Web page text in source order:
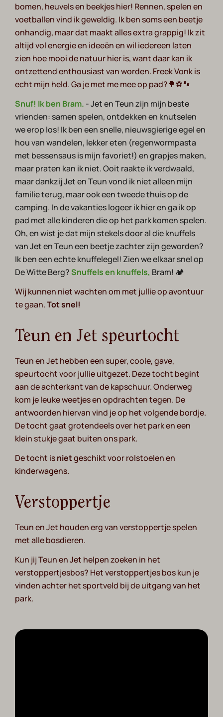
bomen, heuvels en beekjes hier! Rennen, spelen en
voetballen vind ik geweldig. Ik ben soms een beetje
onhandig, maar dat maakt alles extra grappig! Ik zit
altijd vol energie en ideeën en wil iedereen laten
zien hoe mooi de natuur hier is, want daar kan ik
ontzettend enthousiast van worden. Freek Vonk is
echt mijn held. Ga je met me mee op pad?🌳⚽🐾
Snuf! Ik ben Bram. - Jet en Teun zijn mijn beste
vrienden: samen spelen, ontdekken en knutselen
we erop los! Ik ben een snelle, nieuwsgierige egel en
hou van wandelen, lekker eten (regenwormpasta
met bessensaus is mijn favoriet!) en grapjes maken,
maar praten kan ik niet. Ooit raakte ik verdwaald,
maar dankzij Jet en Teun vond ik niet alleen mijn
familie terug, maar ook een tweede thuis op de
camping. In de vakanties logeer ik hier en ga ik op
pad met alle kinderen die op het park komen spelen.
Oh, en wist je dat mijn stekels door al die knuffels
van Jet en Teun een beetje zachter zijn geworden?
Ik ben een echte knuffelegel! Zien we elkaar snel op
De Witte Berg? Snuffels en knuffels, Bram! 🏕️
Wij kunnen niet wachten om met jullie op avontuur
te gaan.Tot snel!
Teun en Jet speurtocht
Teun en Jet hebben een super, coole, gave,
speurtocht voor jullie uitgezet. Deze tocht begint
aan de achterkant van de kapschuur. Onderweg
kom je leuke weetjes en opdrachten tegen. De
antwoorden hiervan vind je op het volgende bordje.
De tocht gaat grotendeels over het park en een
klein stukje gaat buiten ons park.
De tocht isnietgeschikt voor rolstoelen en
kinderwagens.
Verstoppertje
Teun en Jet houden erg van verstoppertje spelen
met alle bosdieren.
Kun jij Teun en Jet helpen zoeken in het
verstoppertjesbos? Het verstoppertjes bos kun je
vinden achter het sportveld bij de uitgang van het
park.